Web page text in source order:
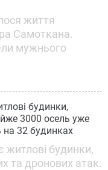
життя
Самоткана.
мужнього
будинки,
3000 осель уже
на 32 будинках
житлові будинки,
та дронових атак.